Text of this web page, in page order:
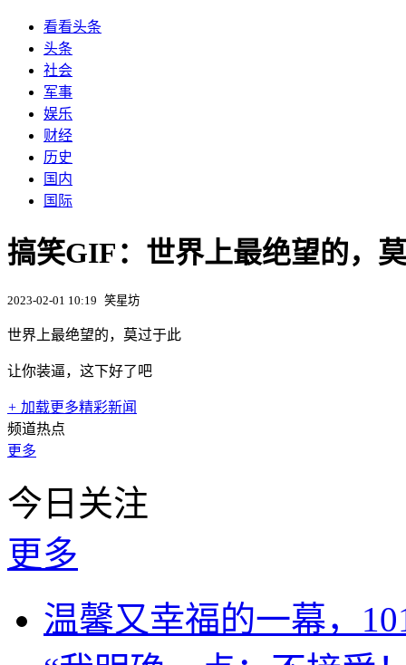
看看头条
头条
社会
军事
娱乐
财经
历史
国内
国际
搞笑GIF：世界上最绝望的，
2023-02-01 10:19 笑星坊
世界上最绝望的，莫过于此
让你装逼，这下好了吧
+ 加载更多精彩新闻
频道热点
更多
今日关注
更多
温馨又幸福的一幕，